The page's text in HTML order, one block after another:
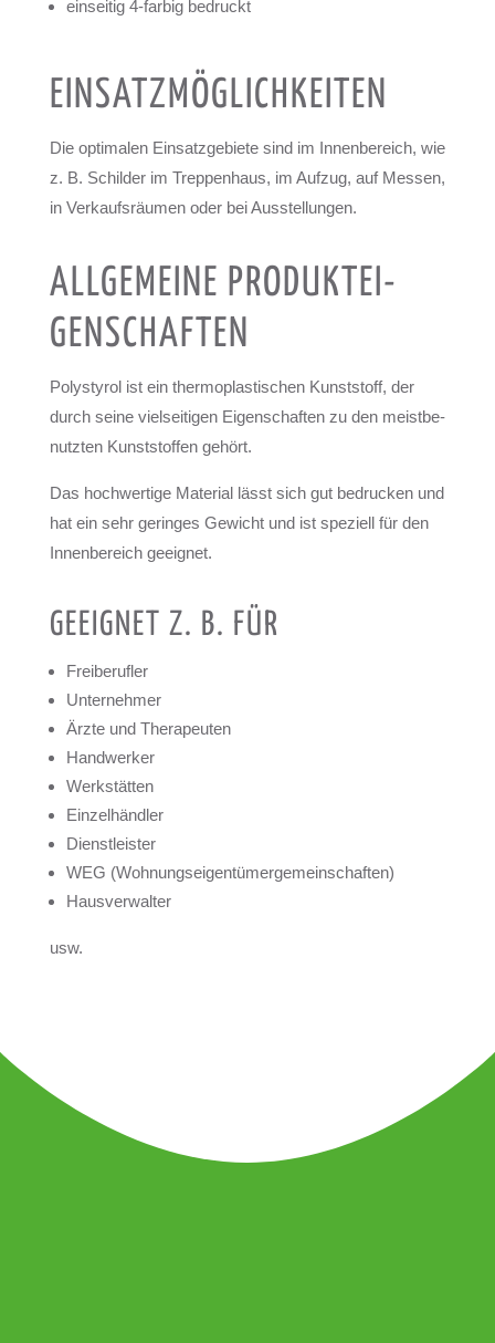
ein­sei­tig 4‑farbig bedruckt
EIN­SATZ­MÖG­LICH­KEI­TEN
Die opti­ma­len Ein­satz­ge­biete sind im Innen­be­reich, wie
z. B. Schil­der im Trep­pen­haus, im Auf­zug, auf Mes­sen,
in Ver­kaufs­räu­men oder bei Aus­stel­lun­gen.
ALL­GE­MEINE PRO­DUK­TEI­
GEN­SCHAF­TEN
Poly­sty­rol ist ein ther­mo­plas­ti­schen Kunst­stoff, der
durch seine viel­sei­ti­gen Eigen­schaf­ten zu den meist­be­
nutz­ten Kunst­stof­fen gehört.
Das hoch­wer­tige Mate­rial lässt sich gut bedru­cken und
hat ein sehr gerin­ges Gewicht und ist spe­zi­ell für den
Innen­be­reich geeig­net.
GEEIG­NET Z. B. FÜR
Frei­be­ruf­ler
Unter­neh­mer
Ärzte und The­ra­peu­ten
Hand­wer­ker
Werk­stät­ten
Ein­zel­händ­ler
Dienst­leis­ter
WEG (Woh­nungs­ei­gen­tü­mer­ge­mein­schaf­ten)
Haus­ver­wal­ter
usw.